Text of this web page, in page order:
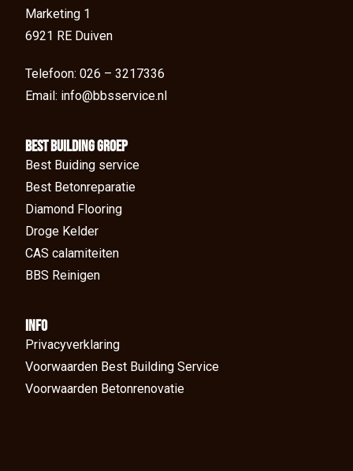
Marketing 1
6921 RE Duiven
Telefoon: 026 – 3217336
Email: info@bbsservice.nl
BEst Building groep
Best Buiding service
Best Betonreparatie
Diamond Flooring
Droge Kelder
CAS calamiteiten
BBS Reinigen
Info
Privacyverklaring
Voorwaarden Best Building Service
Voorwaarden Betonrenovatie